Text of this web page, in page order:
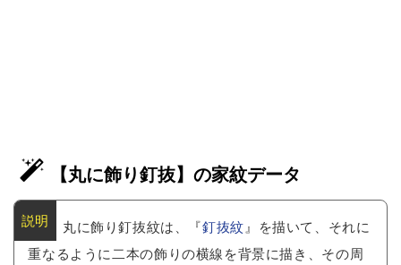
【丸に飾り釘抜】の家紋データ
丸に飾り釘抜紋は、『釘抜紋』を描いて、それに
重なるように二本の飾りの横線を背景に描き、その周